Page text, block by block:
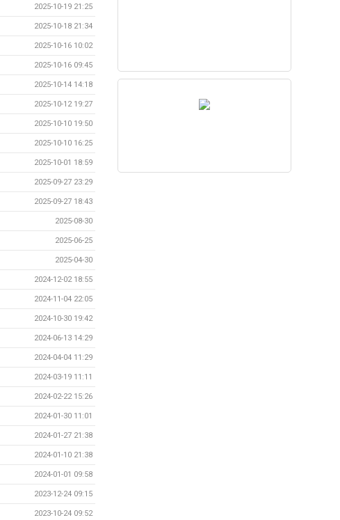
2025-10-19 21:25
2025-10-18 21:34
2025-10-16 10:02
2025-10-16 09:45
2025-10-14 14:18
2025-10-12 19:27
2025-10-10 19:50
2025-10-10 16:25
2025-10-01 18:59
2025-09-27 23:29
2025-09-27 18:43
2025-08-30
2025-06-25
2025-04-30
2024-12-02 18:55
2024-11-04 22:05
2024-10-30 19:42
2024-06-13 14:29
2024-04-04 11:29
2024-03-19 11:11
2024-02-22 15:26
2024-01-30 11:01
2024-01-27 21:38
2024-01-10 21:38
2024-01-01 09:58
2023-12-24 09:15
2023-10-24 09:52